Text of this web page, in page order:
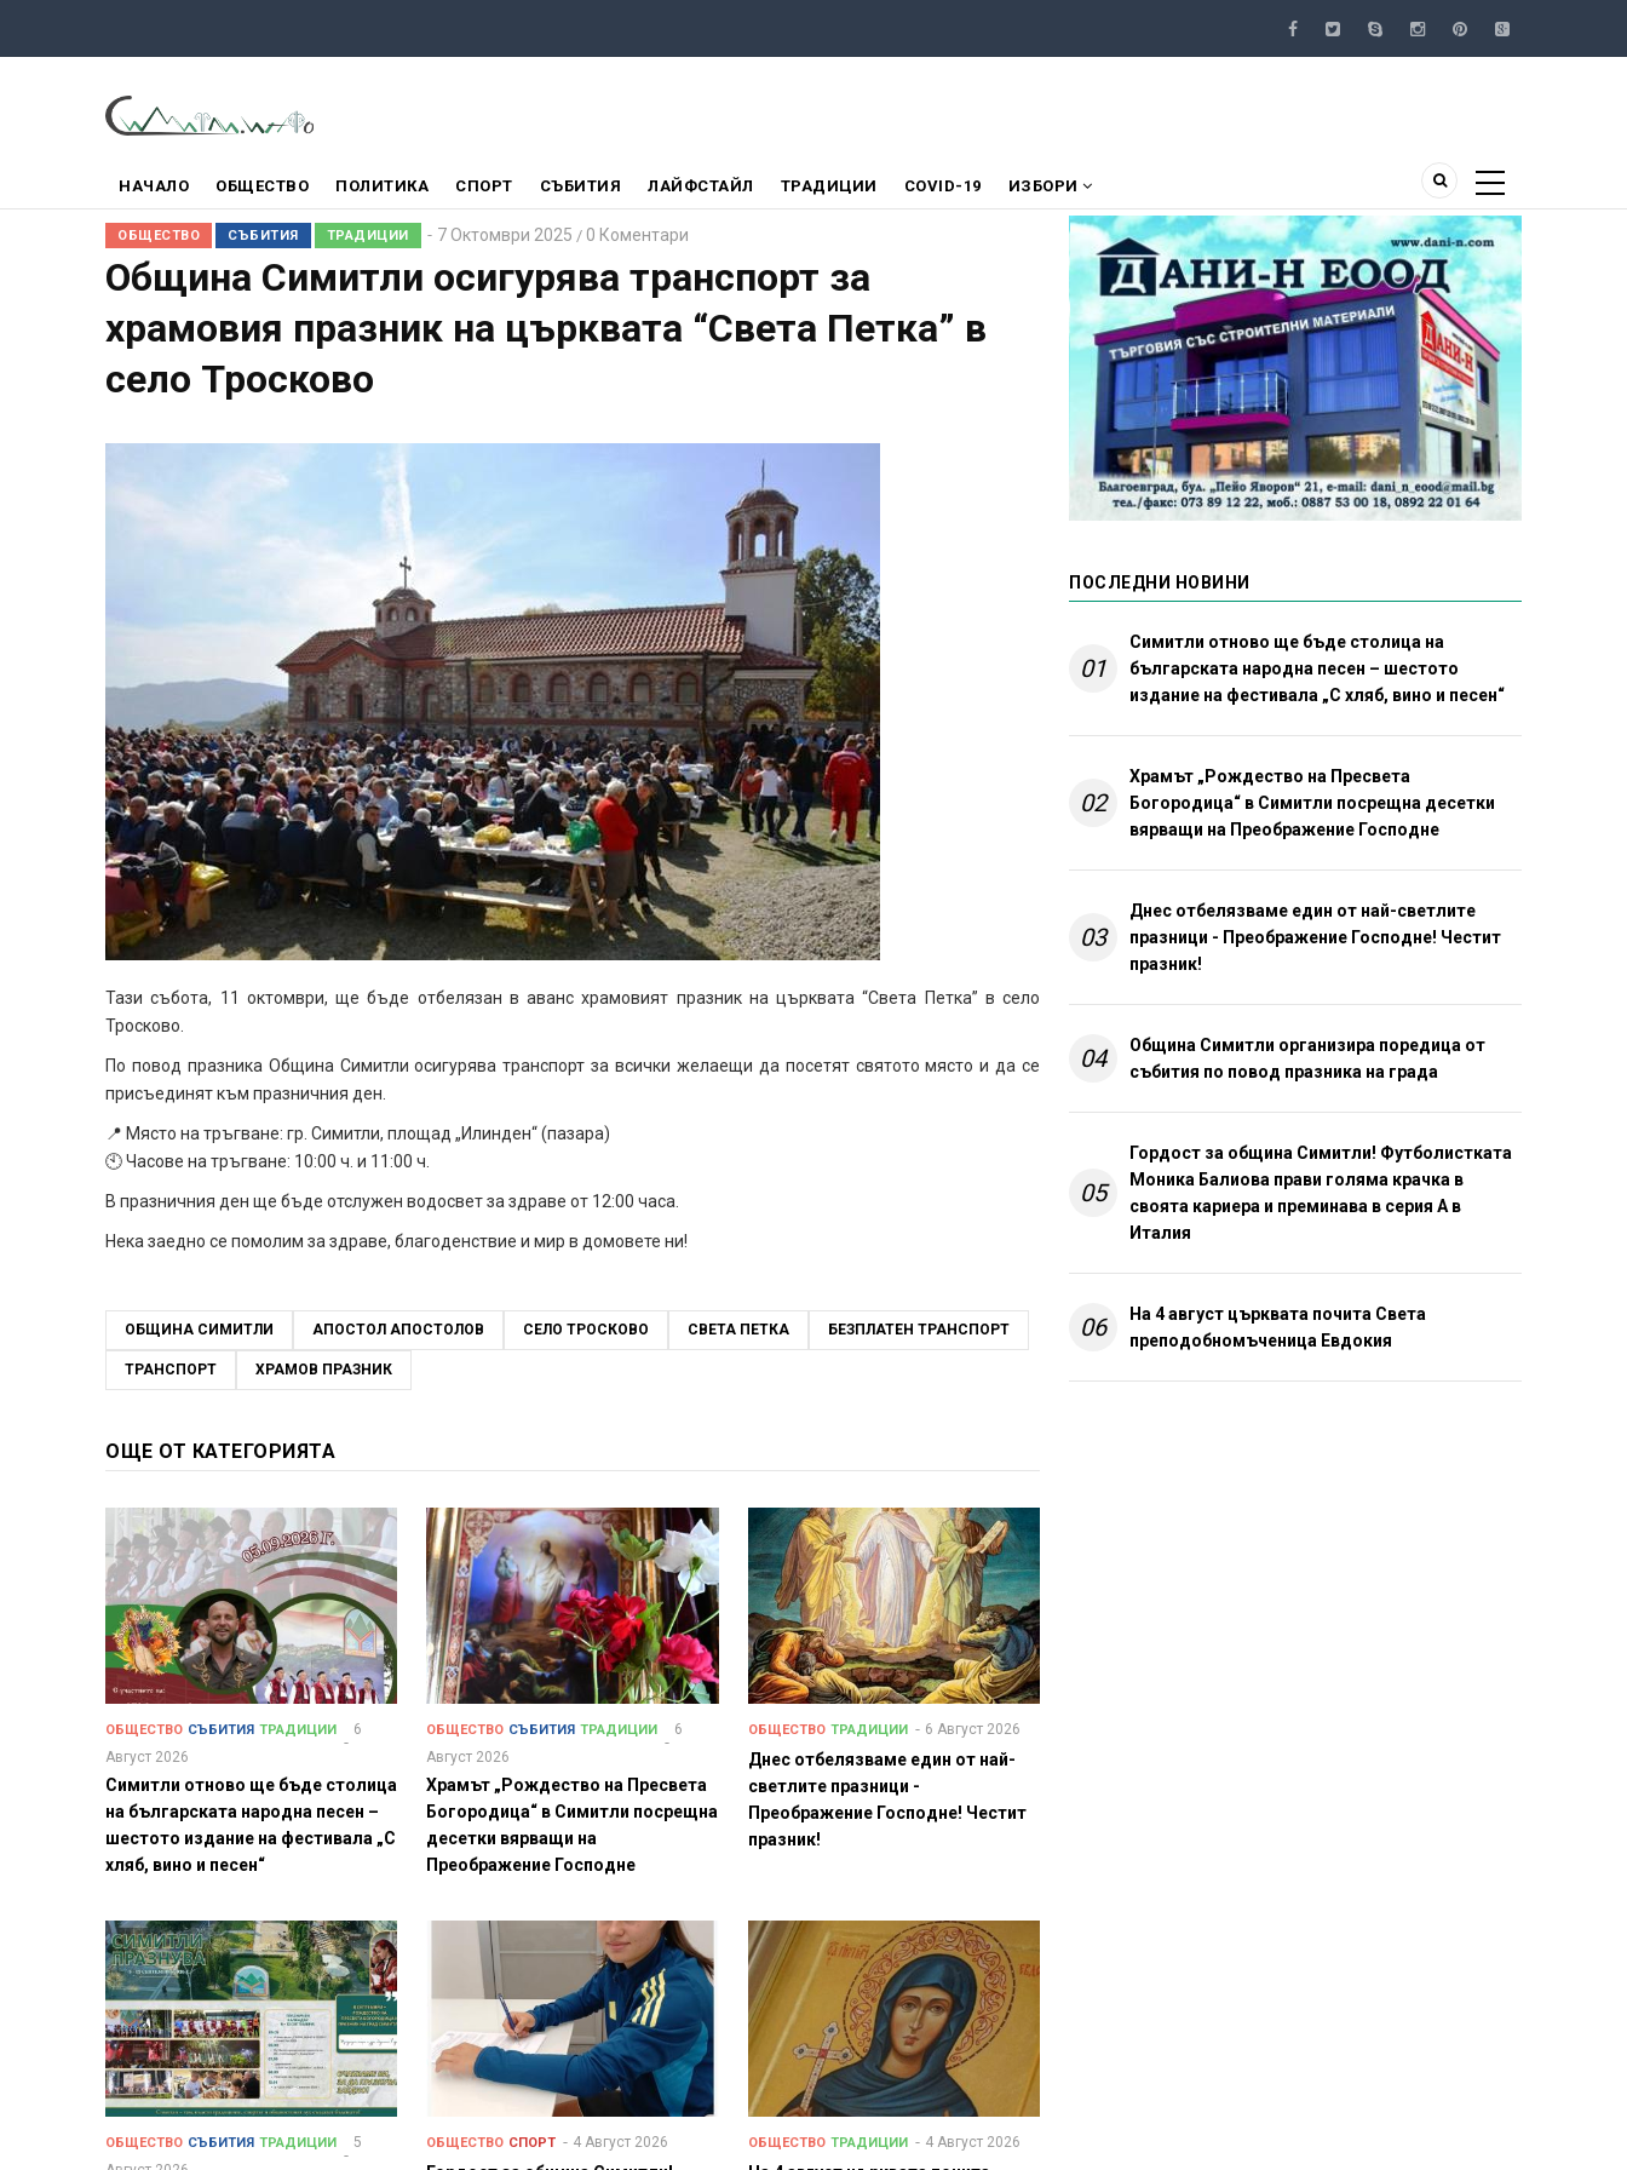
МЕНЮ
НАЧАЛО ОБЩЕСТВО ПОЛИТИКА СПОРТ СЪБИТИЯ ЛАЙФСТАЙЛ ТРАДИЦИИ COVID-19 ИЗБОРИ
ОБЩЕСТВО СЪБИТИЯ ТРАДИЦИИ 7 Октомври 2025 / 0 Коментари
Община Симитли осигурява транспорт за
храмовия празник на църквата “Света Петка” в
село Тросково
Тази събота, 11 октомври, ще бъде отбелязан в аванс храмовият празник на църквата “Света Петка” в село
Тросково.
По повод празника Община Симитли осигурява транспорт за всички желаещи да посетят святото място и да се
присъединят към празничния ден.
📍 Място на тръгване: гр. Симитли, площад „Илинден“ (пазара)
🕙 Часове на тръгване: 10:00 ч. и 11:00 ч.
В празничния ден ще бъде отслужен водосвет за здраве от 12:00 часа.
Нека заедно се помолим за здраве, благоденствие и мир в домовете ни!
ОБЩИНА СИМИТЛИ АПОСТОЛ АПОСТОЛОВ СЕЛО ТРОСКОВО СВЕТА ПЕТКА БЕЗПЛАТЕН ТРАНСПОРТ
ТРАНСПОРТ ХРАМОВ ПРАЗНИК
ОЩЕ ОТ КАТЕГОРИЯТА
ОБЩЕСТВО СЪБИТИЯ ТРАДИЦИИ
6
Август 2026
Симитли отново ще бъде столица
на българската народна песен –
шестото издание на фестивала „С
хляб, вино и песен“
ОБЩЕСТВО СЪБИТИЯ ТРАДИЦИИ
6
Август 2026
Храмът „Рождество на Пресвета
Богородица“ в Симитли посрещна
десетки вярващи на
Преображение Господне
ОБЩЕСТВО ТРАДИЦИИ 6 Август 2026
Днес отбелязваме един от най-
светлите празници -
Преображение Господне! Честит
празник!
ОБЩЕСТВО СЪБИТИЯ ТРАДИЦИИ
5
ОБЩЕСТВО СПОРТ 4 Август 2026 ОБЩЕСТВО ТРАДИЦИИ 4 Август 2026
ПОСЛЕДНИ НОВИНИ
01
Симитли отново ще бъде столица на
българската народна песен – шестото
издание на фестивала „С хляб, вино и песен“
02
Храмът „Рождество на Пресвета
Богородица“ в Симитли посрещна десетки
вярващи на Преображение Господне
03
Днес отбелязваме един от най-светлите
празници - Преображение Господне! Честит
празник!
04
Община Симитли организира поредица от
събития по повод празника на града
05
Гордост за община Симитли! Футболистката
Моника Балиова прави голяма крачка в
своята кариера и преминава в серия А в
Италия
06
На 4 август църквата почита Света
преподобномъченица Евдокия